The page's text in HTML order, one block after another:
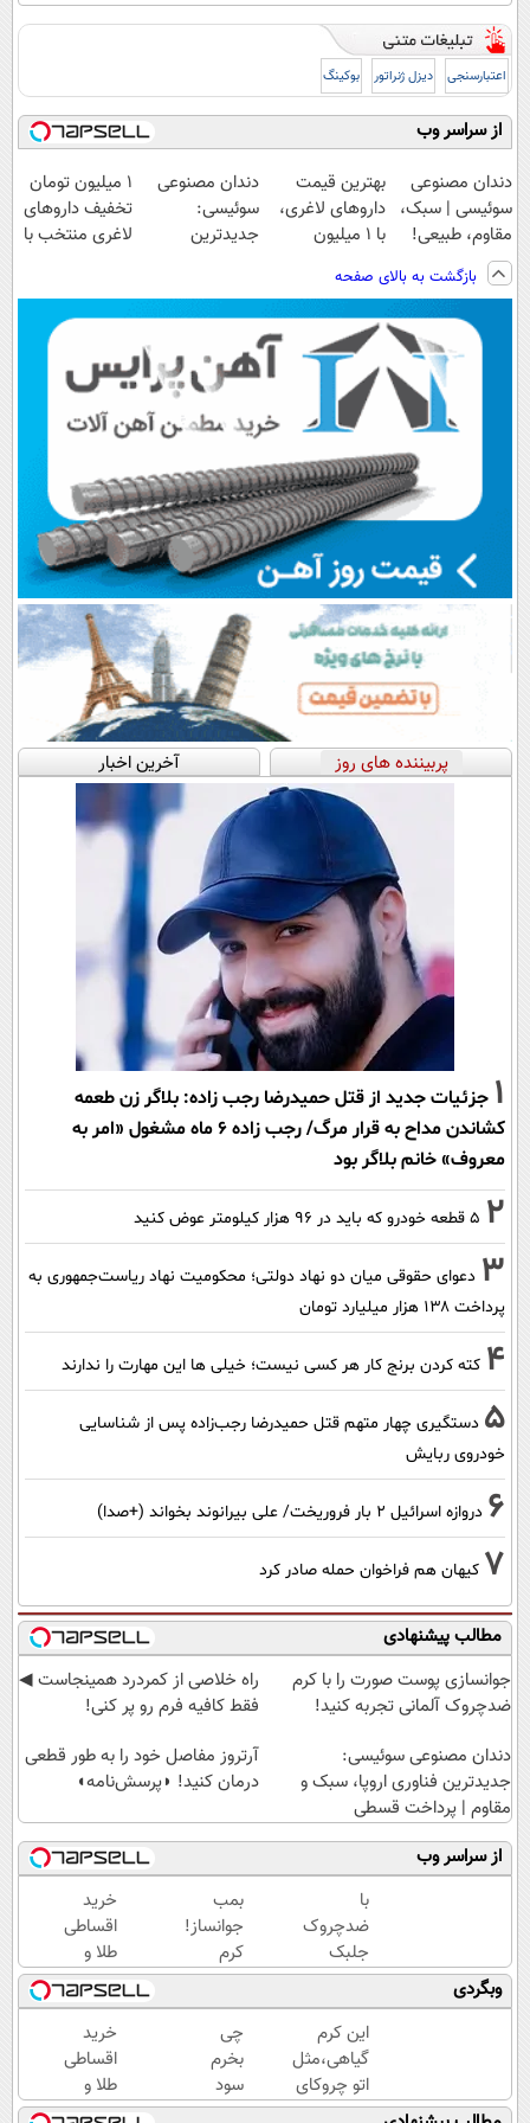
اعتبارسنجی دیزل ژنراتور بوکینگ
از سراسر وب
دندان مصنوعی
سوئیسی | سبک،
مقاوم، طبیعی!
ویزیت
رایگان+پرداخت
اقساطی😍
بهترین قیمت
داروهای لاغری،
با ۱ میلیون
از داروخانه‌
دندان مصنوعی
سوئیسی:
جدیدترین
پرداخت قسطی
۱ میلیون تومان
تخفیف داروهای
لاغری منتخب با
بازگشت به بالای صفحه
پربیننده های روز آخرین اخبار
1 جزئیات جدید از قتل حمیدرضا رجب زاده: بلاگر زن طعمه
کشاندن مداح به قرار مرگ/ رجب زاده 6 ماه مشغول «امر به
معروف» خانم بلاگر بود
2 ۵ قطعه خودرو که باید در ۹۶ هزار کیلومتر عوض کنید
3 دعوای حقوقی میان دو نهاد دولتی؛ محکومیت نهاد ریاست‌جمهوری به
پرداخت ۱۳۸ هزار میلیارد تومان
4 کته کردن برنج کار هر کسی نیست؛ خیلی ها این مهارت را ندارند
5 دستگیری چهار متهم قتل حمیدرضا رجب‌زاده پس از شناسایی
خودروی ربایش
6 دروازه اسرائیل ۲ بار فروریخت/ علی بیرانوند بخواند (+صدا)
7 کیهان هم فراخوان حمله صادر کرد
مطالب پیشنهادی
جوانسازی پوست صورت را با کرم
ضدچروک آلمانی تجربه کنید!
‌راه خلاصی از کمردرد همینجاست ◀
فقط کافیه فرم رو پر کنی!
دندان مصنوعی سوئیسی:
جدیدترین فناوری اروپا، سبک و
مقاوم | پرداخت قسطی
آرتروز مفاصل خود را به طور قطعی
درمان کنید! ◗پرسش‌نامه◖
از سراسر وب
با
ضدچروک
جلبک
اسپیرولینا
جوان شو!
خرید با
تخفیف
ویژه
بمب
جوانساز!
کرم
بوتاکس
جلبک
اسپیرولینا50%تخفیف
خرید
اقساطی
طلا و
گوشی
فقط با
یک برگ
چک
صیادی
وبگردی
این کرم
گیاهی،مثل
اتو چروکای
پوستتوصاف
چی
بخرم
سود
کنم ؟؟
خرید
اقساطی
طلا و
گوشی